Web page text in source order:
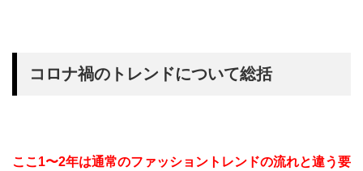
コロナ禍のトレンドについて総括
ここ1〜2年は通常のファッショントレンドの流れと違う要